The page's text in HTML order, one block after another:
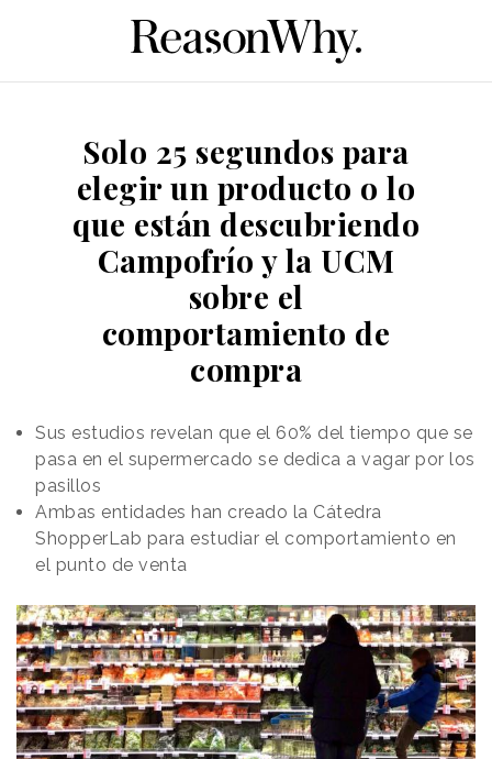
Solo 25 segundos para
elegir un producto o lo
que están descubriendo
Campofrío y la UCM
sobre el
comportamiento de
compra
Sus estudios revelan que el 60% del tiempo que se
pasa en el supermercado se dedica a vagar por los
pasillos
Ambas entidades han creado la Cátedra
ShopperLab para estudiar el comportamiento en
el punto de venta